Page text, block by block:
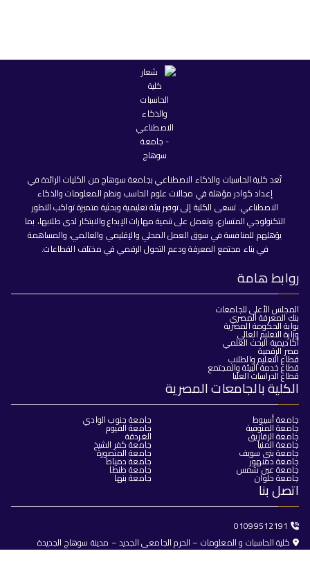
تُعد كلية الحاسبات والذكاء الاصطناعي بجامعة سوهاج من الكليات الرائدة في
إعداد كوادر مؤهلة في مجالات علوم الحاسب ونظم المعلومات والذكاء
الاصطناعي. تسعى الكلية إلى توفير بيئة تعليمية وبحثية متميزة تواكب التطور
التكنولوجي المتسارع، وتعمل على تنمية مهارات الإبداع والابتكار لدى طلابها، بما
يؤهلهم للمنافسة في سوق العمل المحلي والإقليمي والعالمي، والمساهمة
في بناء مجتمع المعرفة ودعم التحول الرقمي في مختلف القطاعات.
روابط هامة
المجلس الأعلى للجامعات
بنك المعرفة المصري
بوابة الحكومة المصرية
وزارة التعليم العالي
أكاديمية البحث العلمي
مصر الرقمية
قطاع التعليم والطلاب
قطاع خدمة البيئة والمجتمع
قطاع الدراسات العليا
الكلية بالجامعات المصرية
جامعة أسيوط
جامعة المنوفية
جامعة الزقازيق
جامعة المنيا
جامعة بني سويف
جامعة دمنهور
جامعة عين شمس
جامعة حلوان
جامعة جنوب الوادي
جامعة الفيوم
الغردقة
جامعة كفر الشيخ
جامعة المنصورة
جامعة دمياط
جامعة طنطا
جامعة بنها
اتصل بنا
01099512191
كلية الحاسبات و المعلومات – الحرم الجامعى الجديد – مدينة سوهاج الجديدة